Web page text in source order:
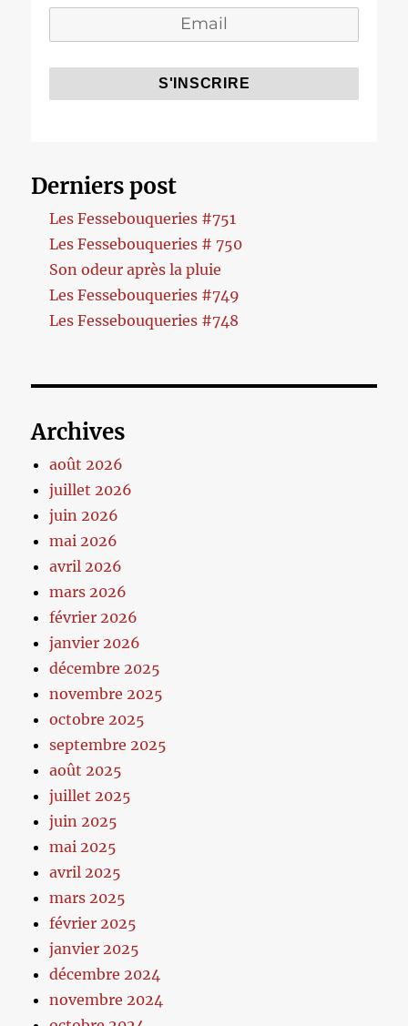
Derniers post
Les Fessebouqueries #751
Les Fessebouqueries # 750
Son odeur après la pluie
Les Fessebouqueries #749
Les Fessebouqueries #748
Archives
août 2026
juillet 2026
juin 2026
mai 2026
avril 2026
mars 2026
février 2026
janvier 2026
décembre 2025
novembre 2025
octobre 2025
septembre 2025
août 2025
juillet 2025
juin 2025
mai 2025
avril 2025
mars 2025
février 2025
janvier 2025
décembre 2024
novembre 2024